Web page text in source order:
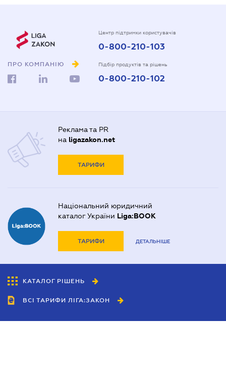
ПРО КОМПАНІЮ
Центр підтримки користувачів
0-800-210-103
Підбір продуктів та рішень
0-800-210-102
Реклама та PR
на ligazakon.net
ТАРИФИ
Національний юридичний
каталог України Liga:BOOK
ТАРИФИ ДЕТАЛЬНІШЕ
КАТАЛОГ РІШЕНЬ
ВСІ ТАРИФИ ЛІГА:ЗАКОН